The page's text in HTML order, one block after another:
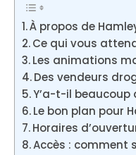
À propos de
Ce qui vous
Les animations
Des vendeurs
Y’a-t-il beaucoup
Le bon plan pour
Horaires
Accès : comment